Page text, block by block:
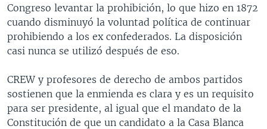
Congreso levantar la prohibición, lo que hizo en 1872
cuando disminuyó la voluntad política de continuar
prohibiendo a los ex confederados. La disposición
casi nunca se utilizó después de eso.
CREW y profesores de derecho de ambos partidos
sostienen que la enmienda es clara y es un requisito
para ser presidente, al igual que el mandato de la
Constitución de que un candidato a la Casa Blanca